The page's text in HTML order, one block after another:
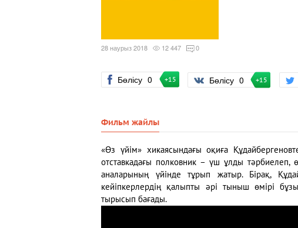
28 наурыз 2018 12 447 0
Бөлісу 0 +15 Бөлісу 0 +15
Фильм жайлы
«Өз үйім» хикаясындағы оқиға
отставкадағы полковник – үш ұлды тәрбиелеп,
аналарының үйінде тұрып жатыр. Бірақ,
кейіпкерлердің қалыпты әрі тыныш өмірі
тырысып бағады.